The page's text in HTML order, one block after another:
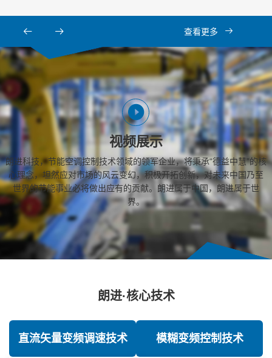
查看更多
视频展示
朗进科技，节能空调控制技术领域的领军企业，将秉承“德益中慧”的核
心理念，坦然应对市场的风云变幻，积极开拓创新，对未来中国乃至
世界的节能事业必将做出应有的贡献。朗进属于中国，朗进属于世
界。
朗进·核心技术
直流矢量变频调速技术 模糊变频控制技术